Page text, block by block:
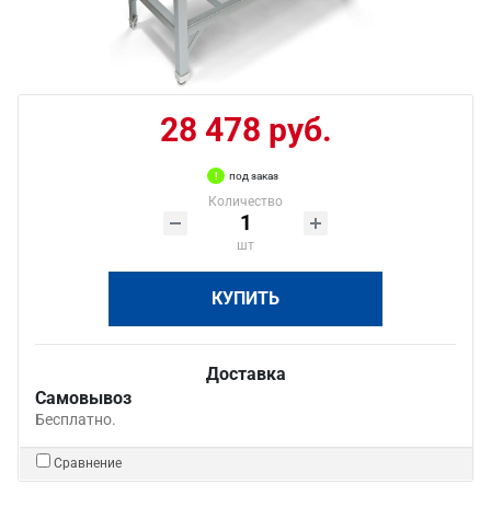
28 478 руб.
под заказ
Количество
шт
КУПИТЬ
Доставка
Самовывоз
Бесплатно.
Сравнение